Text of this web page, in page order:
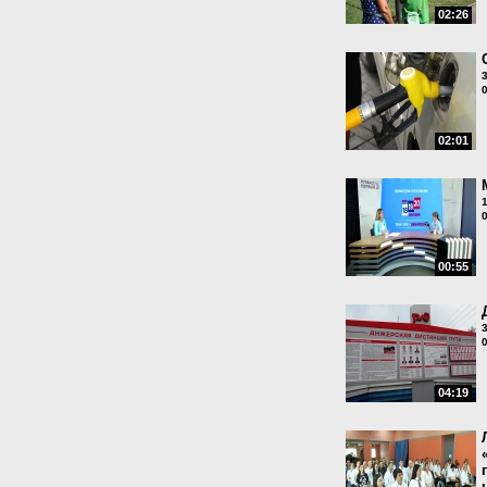
02:26
02:01
00:55
04:19